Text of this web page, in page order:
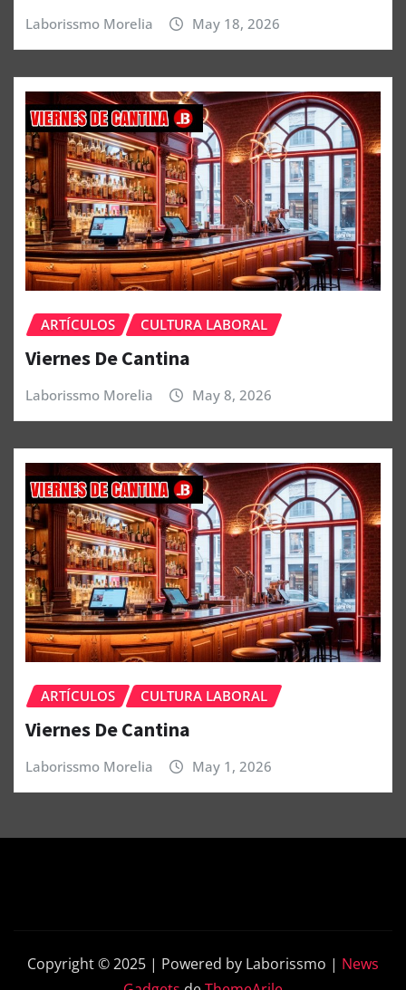
Laborissmo Morelia May 18, 2026
ARTÍCULOS CULTURA LABORAL
Viernes De Cantina
Laborissmo Morelia May 8, 2026
ARTÍCULOS CULTURA LABORAL
Viernes De Cantina
Laborissmo Morelia May 1, 2026
Copyright © 2025 | Powered by Laborissmo | News